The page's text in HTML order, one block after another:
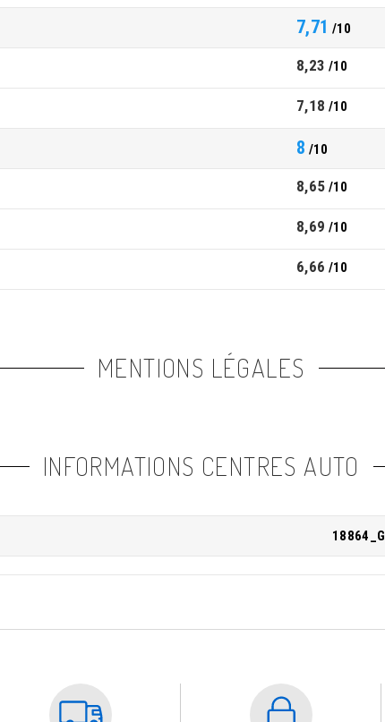
7,71 /10
8,23 /10
7,18 /10
8 /10
8,65 /10
8,69 /10
6,66 /10
MENTIONS LÉGALES
INFORMATIONS CENTRES AUTO
18864_G